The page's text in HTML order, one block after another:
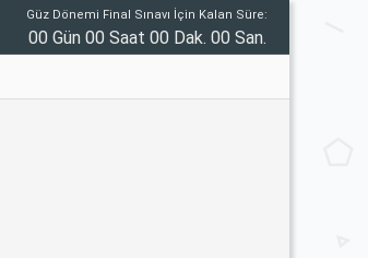
Güz Dönemi Final Sınavı İçin Kalan Süre:
00 Gün 00 Saat 00 Dak. 00 San.